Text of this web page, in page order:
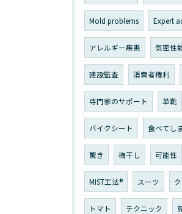
Mold problems Expert
アレルギー疾患 気密性
建設監査 消費者権利
専門家のサポート 革靴
バイクシート 食べてし
驚き 梅干し 可能性
MIST工法® スーツ
トマト テクニック